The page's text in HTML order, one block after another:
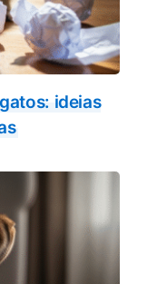
ideias